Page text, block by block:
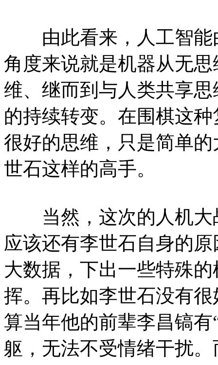
由此看来，人工智能
角度来说就是机器从无
维、继而到与人类共享
的持续转变。在围棋这
很好的思维，只是简单
世石这样的高手。
当然，这次的人机大
应该还有李世石自身的
大数据，下出一些特殊
挥。再比如李世石没有
算当年他的前辈李昌镐
躯，无法不受情绪干扰